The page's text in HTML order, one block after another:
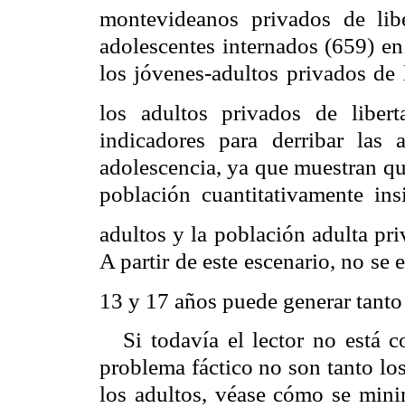
montevideanos privados de
adolescentes internados (659)
los jóvenes-adultos privados
los adultos privados de
indicadores para derribar las
adolescencia, ya que muestran
población cuantitativamente
adultos y la población adulta
A partir de este escenario, no se
13 y 17 años puede generar
Si todavía el lector no está
problema fáctico no son tanto
los adultos, véase cómo se